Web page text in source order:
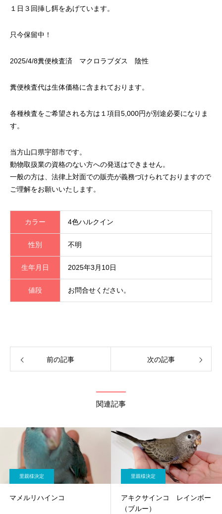
１日３回挿し餌をあげています。
只今保留中！
2025/4/8糞便検査済 マクロラブダス 陰性
糞便検査代は生体価格に含まれております。
各種検査をご希望される方は１項目5,000円が別途必要になりま
す。
当方山口県宇部市です。
動物取扱業の資格のない方への発送はできません。
一般の方は、法律上対面での販売が義務づけられておりますので
ご理解をお願いいたします。
カラー 4色ハルクイン
性別 不明
生年月日 2025年3月10日
値段 お問合せください。
前の記事 次の記事
関連記事
里親様決定
マメルリハインコ
里親様決定
アキクサインコ レインボー
（ブルー）